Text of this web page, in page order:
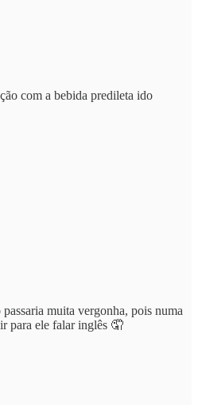
com a bebida predileta ido
muita vergonha, pois numa
para ele falar inglês 🤦